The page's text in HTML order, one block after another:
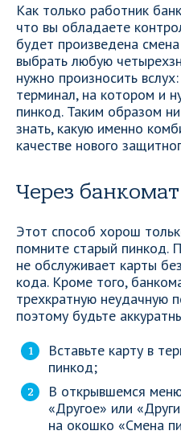
Как только работник
что вы обладаете
будет произведена
выбрать любую
нужно произносить
терминал, на котором и
пинкод. Таким образом
знать, какую именно
качестве нового
Через банкомат
Этот способ хорош
помните старый пинкод.
не обслуживает карты
кода. Кроме того,
трехкратную неудачную
поэтому будьте
Вставьте карту в
пинкод;
В открывшемся
«Другое» или
на окошко «Смена